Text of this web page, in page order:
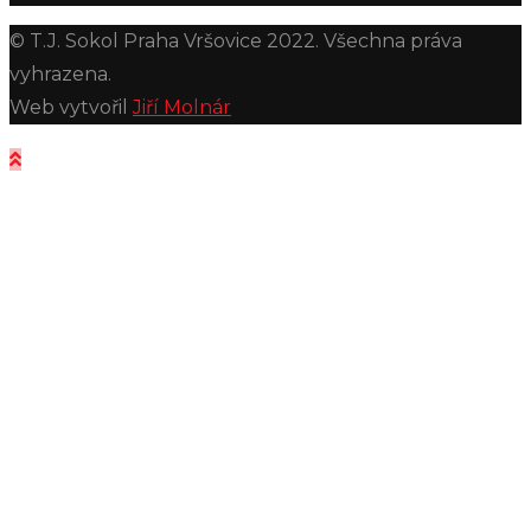
© T.J. Sokol Praha Vršovice 2022. Všechna práva
vyhrazena.
Web vytvořilJiří Molnár